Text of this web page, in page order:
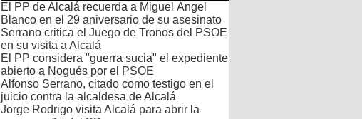
El PP de Alcalá recuerda a Miguel Ángel
Blanco en el 29 aniversario de su asesinato
Serrano critica el Juego de Tronos del PSOE
en su visita a Alcalá
El PP considera "guerra sucia" el expediente
abierto a Nogués por el PSOE
Alfonso Serrano, citado como testigo en el
juicio contra la alcaldesa de Alcalá
Jorge Rodrigo visita Alcalá para abrir la